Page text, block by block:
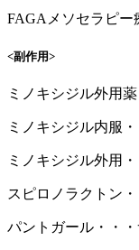
FAGAメソセラピー
<副作用>
ミノキシジル外用
ミノキシジル内服
ミノキシジル外用
スピロノラクトン
パントガール・・